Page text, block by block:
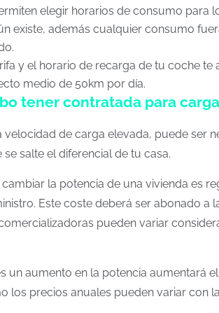
elegir horarios de consumo para
existe, además cualquier consumo
y el horario de recarga de tu coche
medio de 50km por día.
tener contratada para
velocidad de carga elevada, puede ser
salte el diferencial de tu casa.
la potencia de una vivienda es
Este coste deberá ser abonado
pueden variar
un aumento en la potencia aumentará el
los precios anuales pueden variar con